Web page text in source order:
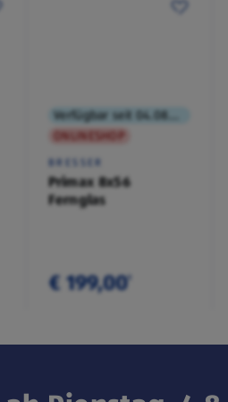
ONLINESHOP
BRESSER
Primax 8x56
Fernglas
€ 199,00¹